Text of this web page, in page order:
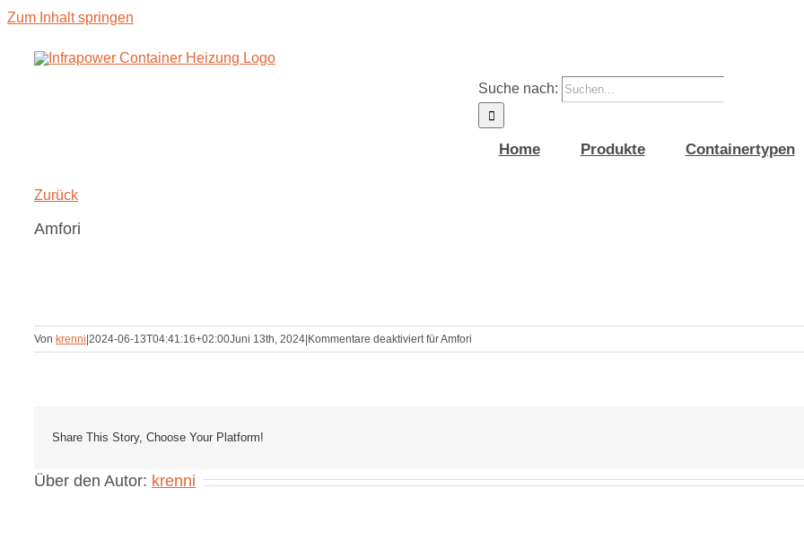
Zum Inhalt springen
Suche nach:
Home Produkte Containertypen
Zurück
Amfori
Von krenni 2024-06-13T04:41:16+02:00Juni 13th, 2024 Kommentare deaktiviertfür Amfori
Share This Story, Choose Your Platform!
Über den Autor: krenni